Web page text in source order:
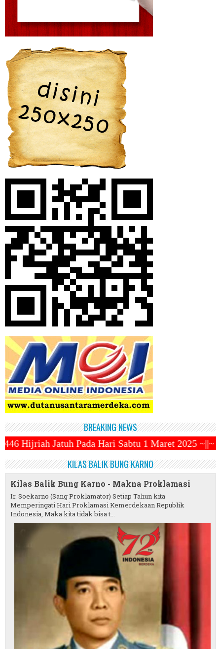
BREAKING NEWS
Hari Sabtu 1 Maret 2025 ~||~ 1 Syawal Jatuh
KILAS BALIK BUNG KARNO
Kilas Balik Bung Karno - Makna Proklamasi
Ir. Soekarno (Sang Proklamator) Setiap Tahun kita
Memperingati Hari Proklamasi Kemerdekaan Republik
Indonesia, Maka kita tidak bisa t...